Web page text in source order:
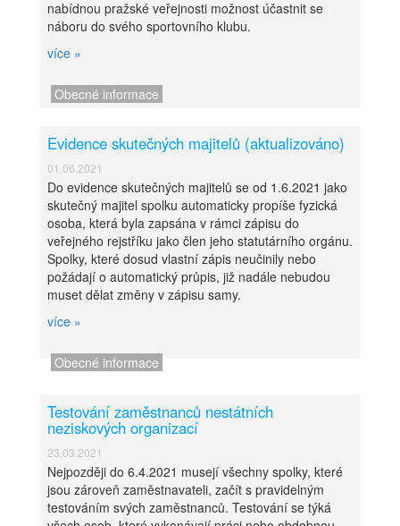
nabídnou pražské veřejnosti možnost účastnit se
náboru do svého sportovního klubu.
více »
Obecné informace
Evidence skutečných majitelů (aktualizováno)
01.06.2021
Do evidence skutečných majitelů se od 1.6.2021 jako
skutečný majitel spolku automaticky propíše fyzická
osoba, která byla zapsána v rámci zápisu do
veřejného rejstříku jako člen jeho statutárního orgánu.
Spolky, které dosud vlastní zápis neučinily nebo
požádají o automatický průpis, již nadále nebudou
muset dělat změny v zápisu samy.
více »
Obecné informace
Testování zaměstnanců nestátních
neziskových organizací
23.03.2021
Nejpozději do 6.4.2021 musejí všechny spolky, které
jsou zároveň zaměstnavateli, začít s pravidelným
testováním svých zaměstnanců. Testování se týká